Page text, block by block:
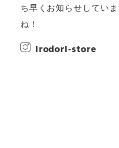
ち早くお知らせしてい
ね！
irodori-store